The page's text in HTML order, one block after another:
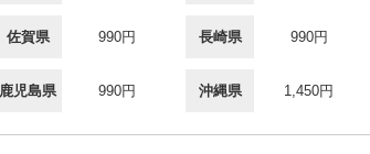
佐賀県 990円 長崎県 990円
鹿児島県 990円 沖縄県 1,450円